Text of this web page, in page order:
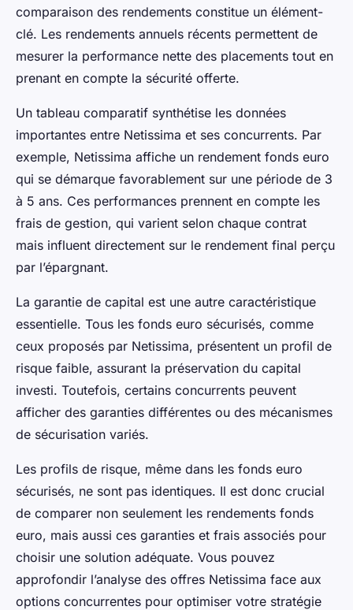
comparaison des rendements constitue un élément-
clé. Les rendements annuels récents permettent de
mesurer la performance nette des placements tout en
prenant en compte la sécurité offerte.
Un tableau comparatif synthétise les données
importantes entre Netissima et ses concurrents. Par
exemple, Netissima affiche un rendement fonds euro
qui se démarque favorablement sur une période de 3
à 5 ans. Ces performances prennent en compte les
frais de gestion, qui varient selon chaque contrat
mais influent directement sur le rendement final perçu
par l’épargnant.
La garantie de capital est une autre caractéristique
essentielle. Tous les fonds euro sécurisés, comme
ceux proposés par Netissima, présentent un profil de
risque faible, assurant la préservation du capital
investi. Toutefois, certains concurrents peuvent
afficher des garanties différentes ou des mécanismes
de sécurisation variés.
Les profils de risque, même dans les fonds euro
sécurisés, ne sont pas identiques. Il est donc crucial
de comparer non seulement les rendements fonds
euro, mais aussi ces garanties et frais associés pour
choisir une solution adéquate. Vous pouvez
approfondir l’analyse des offres Netissima face aux
options concurrentes pour optimiser votre stratégie